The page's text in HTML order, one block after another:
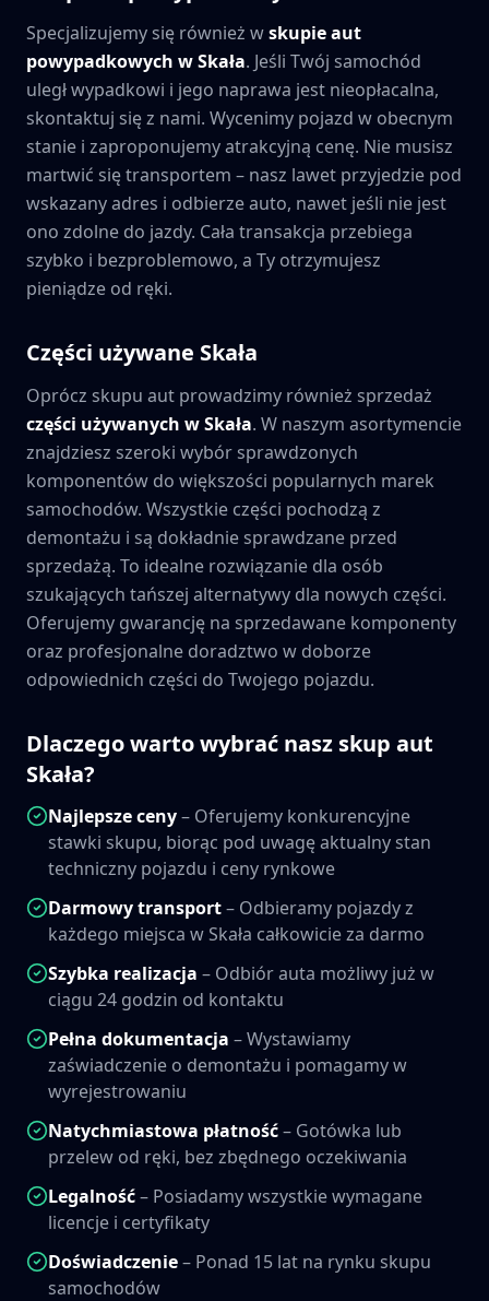
Specjalizujemy się również wskupie aut
powypadkowych wSkała. Jeśli Twój samochód
uległ wypadkowi i jego naprawa jest nieopłacalna,
skontaktuj się z nami. Wycenimy pojazd w obecnym
stanie i zaproponujemy atrakcyjną cenę. Nie musisz
martwić się transportem – nasz lawet przyjedzie pod
wskazany adres i odbierze auto, nawet jeśli nie jest
ono zdolne do jazdy. Cała transakcja przebiega
szybko i bezproblemowo, a Ty otrzymujesz
pieniądze od ręki.
Części używane Skała
Oprócz skupu aut prowadzimy również sprzedaż
części używanych wSkała. W naszym asortymencie
znajdziesz szeroki wybór sprawdzonych
komponentów do większości popularnych marek
samochodów. Wszystkie części pochodzą z
demontażu i są dokładnie sprawdzane przed
sprzedażą. To idealne rozwiązanie dla osób
szukających tańszej alternatywy dla nowych części.
Oferujemy gwarancję na sprzedawane komponenty
oraz profesjonalne doradztwo w doborze
odpowiednich części do Twojego pojazdu.
Dlaczego warto wybrać nasz skup aut
Skała?
Najlepsze ceny– Oferujemy konkurencyjne
stawki skupu, biorąc pod uwagę aktualny stan
techniczny pojazdu i ceny rynkowe
Darmowy transport– Odbieramy pojazdy z
każdego miejsca wSkała całkowicie za darmo
Szybka realizacja – Odbiór auta możliwy już w
ciągu 24 godzin od kontaktu
Pełna dokumentacja – Wystawiamy
zaświadczenie o demontażu i pomagamy w
wyrejestrowaniu
Natychmiastowa płatność– Gotówka lub
przelew od ręki, bez zbędnego oczekiwania
Legalność– Posiadamy wszystkie wymagane
licencje i certyfikaty
Doświadczenie– Ponad 15 lat na rynku skupu
samochodów